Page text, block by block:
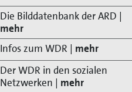
Die Bilddatenbank der ARD |
mehr
Infos zum WDR | mehr
Der WDR in den sozialen
Netzwerken | mehr